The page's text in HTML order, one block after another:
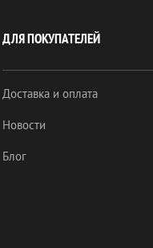
ДЛЯ ПОКУПАТЕЛЕЙ
Доставка и оплата
Новости
Блог